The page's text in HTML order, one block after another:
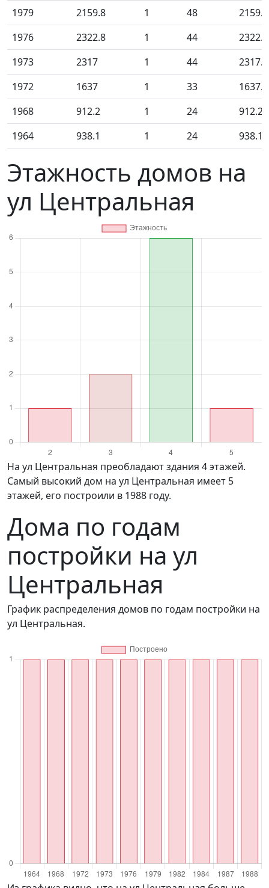
1979
2159.8 1 48
1976
2322.8 1 44
1973
2317 1 44
1972
1637 1 33
1968
912.2 1 24
912.20
1964
938.1 1 24 938.10
Этажность домов на
ул Центральная
на ул Центральная преобладают здания 4 этажей.
Самый высокий дом на ул Центральная имеет 5
этажей, его построили в 1988 году.
Дома по годам
постройки на ул
Центральная
График распределения домов по годам постройки на
ул Центральная.